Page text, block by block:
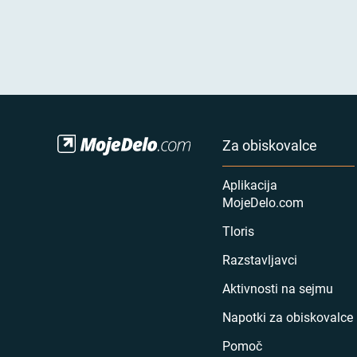
Za obiskovalce
Aplikacija
MojeDelo.com
Tloris
Razstavljavci
Aktivnosti na sejmu
Napotki za obiskovalce
Pomoč